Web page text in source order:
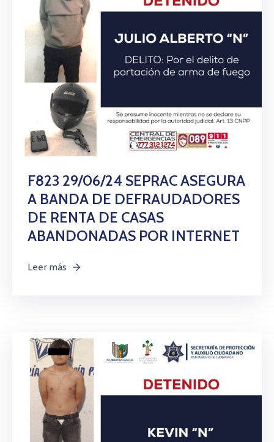
F823 29/06/24 SEPRAC ASEGURA
A BANDA DE DEFRAUDADORES
DE RENTA DE CASAS
ABANDONADAS POR INTERNET
Leer más